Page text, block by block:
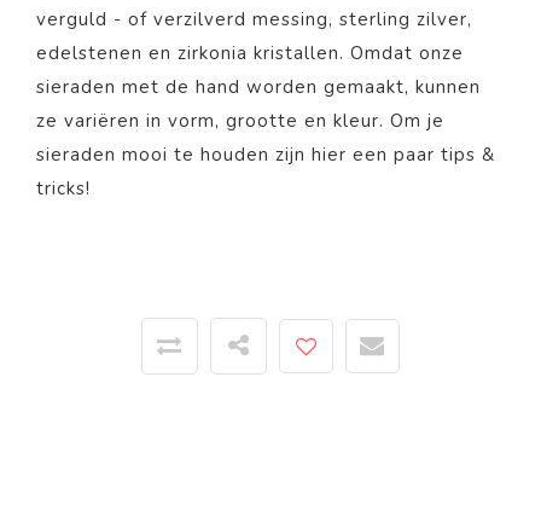
verguld - of verzilverd messing, sterling zilver,
edelstenen en zirkonia kristallen. Omdat onze
sieraden met de hand worden gemaakt, kunnen
ze variëren in vorm, grootte en kleur. Om je
sieraden mooi te houden zijn hier een paar tips &
tricks!